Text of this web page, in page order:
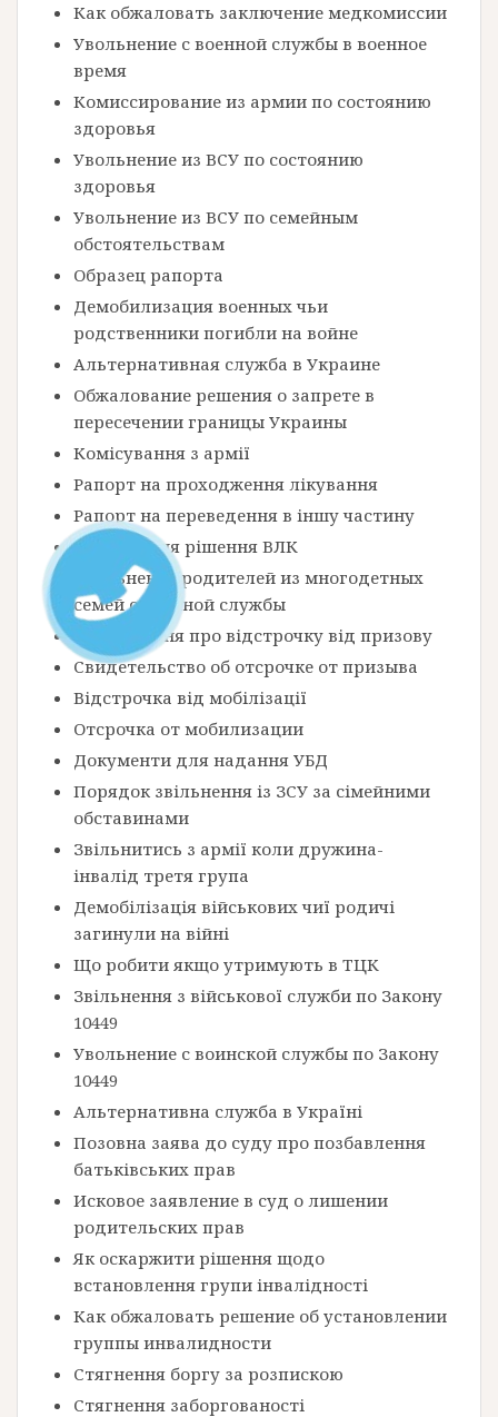
Как обжаловать заключение медкомиссии
Увольнение с военной службы в военное
время
Комиссирование из армии по состоянию
здоровья
Увольнение из ВСУ по состоянию
здоровья
Увольнение из ВСУ по семейным
обстоятельствам
Образец рапорта
Демобилизация военных чьи
родственники погибли на войне
Альтернативная служба в Украине
Обжалование решения о запрете в
пересечении границы Украины
Комісування з армії
Рапорт на проходження лікування
Рапорт на переведення в іншу частину
Оскарження рішення ВЛК
Увольнение родителей из многодетных
семей с военной службы
Посвідчення про відстрочку від призову
Свидетельство об отсрочке от призыва
Відстрочка від мобілізації
Отсрочка от мобилизации
Документи для надання УБД
Порядок звільнення із ЗСУ за сімейними
обставинами
Звільнитись з армії коли дружина-
інвалід третя група
Демобілізація військових чиї родичі
загинули на війні
Що робити якщо утримують в ТЦК
Звільнення з військової служби по Закону
10449
Увольнение с воинской службы по Закону
10449
Альтернативна служба в Україні
Позовна заява до суду про позбавлення
батьківських прав
Исковое заявление в суд о лишении
родительских прав
Як оскаржити рішення щодо
встановлення групи інвалідності
Как обжаловать решение об установлении
группы инвалидности
Стягнення боргу за розпискою
Стягнення заборгованості